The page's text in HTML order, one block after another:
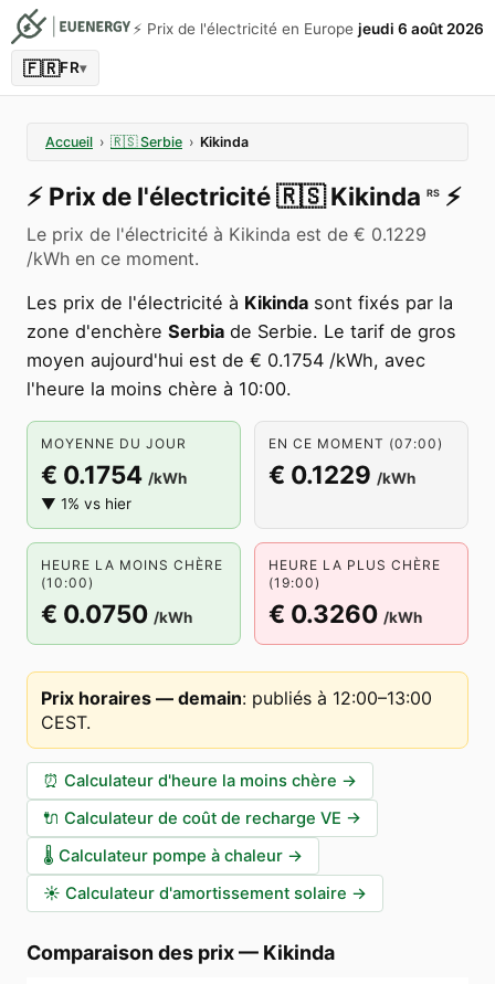
⚡️ Prix de l'électricité en Europe jeudi 6 août 2026
🇫🇷FR▾
Accueil › 🇷🇸 Serbie › Kikinda
⚡️ Prix de l'électricité🇷🇸 Kikinda RS ⚡️
Le prix de l'électricité à Kikinda est de € 0.1229
/kWh en ce moment.
Les prix de l'électricité à Kikinda sont fixés par la
zone d'enchère Serbia de Serbie. Le tarif de gros
moyen aujourd'hui est de € 0.1754 /kWh, avec
l'heure la moins chère à 10:00.
MOYENNE DU JOUR
€ 0.1754 /kWh
▼ 1% vs hier
EN CE MOMENT (07:00)
€ 0.1229 /kWh
HEURE LA MOINS CHÈRE
(10:00)
€ 0.0750 /kWh
HEURE LA PLUS CHÈRE
(19:00)
€ 0.3260 /kWh
Prix horaires — demain: publiés à 12:00–13:00
CEST.
⏰ Calculateur d'heure la moins chère →
🔌 Calculateur de coût de recharge VE →
🌡️ Calculateur pompe à chaleur →
☀️ Calculateur d'amortissement solaire →
Comparaison des prix— Kikinda